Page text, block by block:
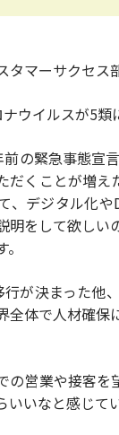
タマーサクセス
ウイルスが5類
の緊急事態宣
だくことが増
、デジタル化
明をして欲し
が決まった他
全体で人材確
の営業や接客
いなと感じて